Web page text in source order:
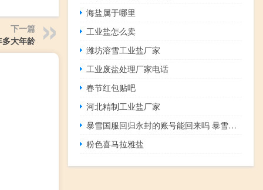
下一篇
大年龄
海盐属于哪里
工业盐怎么卖
潍坊溶雪工业盐厂家
工业废盐处理厂家电话
春节红包贴吧
河北精制工业盐厂家
暴雪国服回归永封的账号能回来吗 暴雪国服回归消息最新
粉色喜马拉雅盐